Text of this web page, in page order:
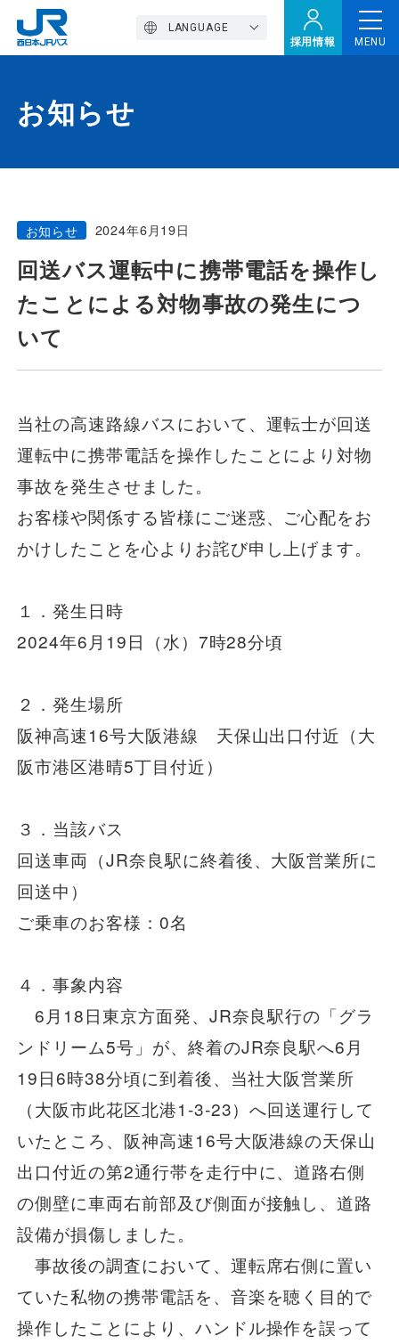
採用情報
LANGUAGE
MENU
トップページ
西バスの魅力
高速バス
定期観光バス
おトクなきっぷ特集
一般路線バス
貸切バス
関連事業
お知らせ
運行情報
お問い合わせ・Q&A
お知らせ
お知らせ 2024年6月19日
回送バス運転中に携帯電話を操作し
たことによる対物事故の発生につ
いて
当社の高速路線バスにおいて、運転士が回送
運転中に携帯電話を操作したことにより対物
事故を発生させました。
お客様や関係する皆様にご迷惑、ご心配をお
かけしたことを心よりお詫び申し上げます。
１．発生日時
2024年6月19日（水）7時28分頃
２．発生場所
阪神高速16号大阪港線 天保山出口付近（大
阪市港区港晴5丁目付近）
３．当該バス
回送車両（JR奈良駅に終着後、大阪営業所に
回送中）
ご乗車のお客様：0名
４．事象内容
6月18日東京方面発、JR奈良駅行の「グラ
ンドリーム5号」が、終着のJR奈良駅へ6月
19日6時38分頃に到着後、当社大阪営業所
（大阪市此花区北港1-3-23）へ回送運行して
いたところ、阪神高速16号大阪港線の天保山
出口付近の第2通行帯を走行中に、道路右側
の側壁に車両右前部及び側面が接触し、道路
設備が損傷しました。
事故後の調査において、運転席右側に置い
ていた私物の携帯電話を、音楽を聴く目的で
操作したことにより、ハンドル操作を誤って